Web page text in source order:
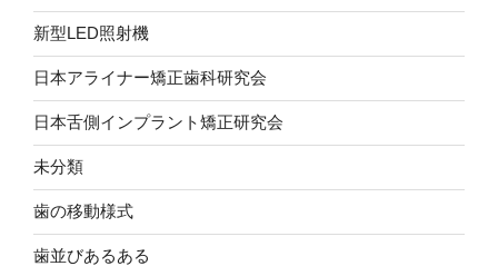
新型LED照射機
日本アライナー矯正歯科研究会
日本舌側インプラント矯正研究会
未分類
歯の移動様式
歯並びあるある